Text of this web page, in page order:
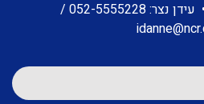
• עידן נצר:052-5555228
/